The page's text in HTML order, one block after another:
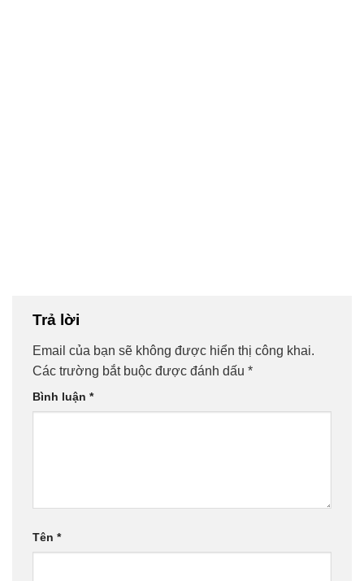
Trả lời
Email của bạn sẽ không được hiển thị công khai.
Các trường bắt buộc được đánh dấu *
Bình luận *
Tên *